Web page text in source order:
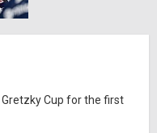
Gretzky Cup for the first